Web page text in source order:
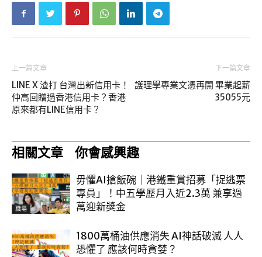
上一篇文章
LINE X 渣打 台灣出新信用卡！
仲高回贈過香港信用卡？香港
原來都有LINE信用卡？
下一篇文章
護理學專業文憑再開 畢業起薪
35055元
相關文章 你會感興趣
職場
毋懼AI搶飯碗｜港鐵重賞招募「捉逃票
專員」！中五學歷月入近2.3萬 兼享過
萬迎新獎金
1800萬桶油供應消失 AI神話破滅 人人
恐懼了 應該何時貪婪？